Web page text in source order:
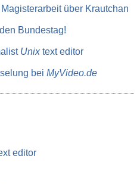
über Krautchan
Bundestag!
Unixtext editor
bei MyVideo.de
editor